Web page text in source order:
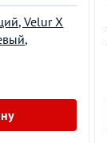
Velur X